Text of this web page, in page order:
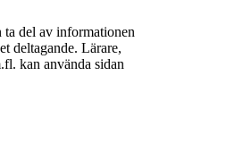
ta del av informationen
deltagande. Lärare,
kan använda sidan